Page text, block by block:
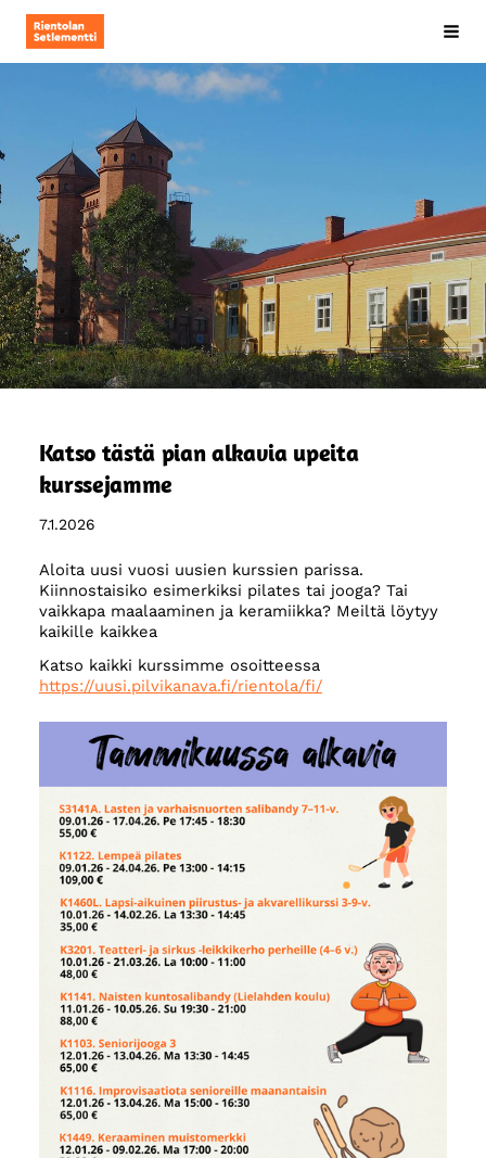
Siirry
sivun
sisältöön
Rientolan Setlementti ry
Katso tästä pian alkavia upeita
kurssejamme
7.1.2026
Aloita uusi vuosi uusien kurssien parissa.
Kiinnostaisiko esimerkiksi pilates tai jooga? Tai
vaikkapa maalaaminen ja keramiikka? Meiltä löytyy
kaikille kaikkea
Katso kaikki kurssimme osoitteessa
https://uusi.pilvikanava.fi/rientola/fi/